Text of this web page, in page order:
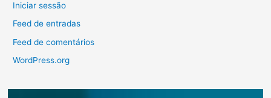
Iniciar sessão
Feed de entradas
Feed de comentários
WordPress.org